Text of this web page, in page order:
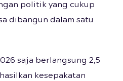
politik yang cukup
dibangun dalam satu
saja berlangsung 2,5
kesepakatan